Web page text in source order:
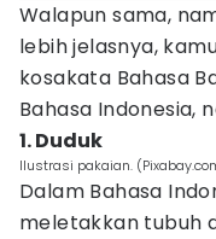
Walapun sama,
lebih jelasnya,
kosakata Bahasa
Bahasa Indonesia,
1. Duduk
Ilustrasi pakaian.
Dalam Bahasa
meletakkan tubuh